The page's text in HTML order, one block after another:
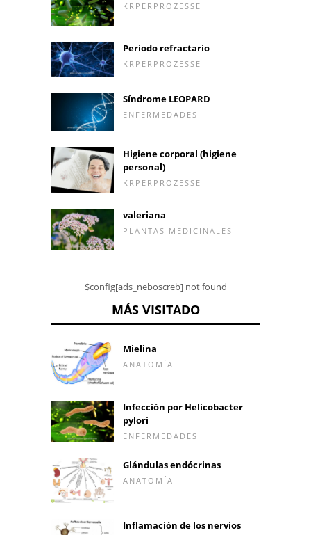
KRPERPROZESSE
Periodo refractario
KRPERPROZESSE
Síndrome LEOPARD
ENFERMEDADES
Higiene corporal (higiene
personal)
KRPERPROZESSE
valeriana
PLANTAS MEDICINALES
$config[ads_neboscreb] not found
MÁS VISITADO
Mielina
ANATOMÍA
Infección por Helicobacter
pylori
ENFERMEDADES
Glándulas endócrinas
ANATOMÍA
Inflamación de los nervios